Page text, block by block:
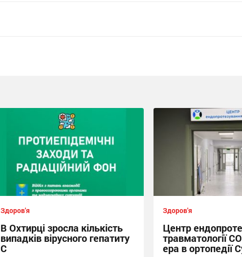
Здоров'я
В Охтирці зросла кількість
випадків вірусного гепатиту
С
Здоров'я
Центр
травматології
ера в ортопедії